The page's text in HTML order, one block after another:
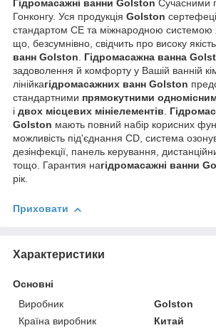
Гідромасажні ванни Golston Сучасними
Гонконгу. Уся продукція Golston
стандартом СЕ та міжнародною системою
що, безсумнівно, свідчить про високу якість
ванн Golston. Гідромасажна ванна
задоволення й комфорту у Вашій ванній
лінійкагідромасажних ванн Golston
стандартними прямокутними
і двох місцевих мініелементів.
Golston мають повний набір корисних
можливість під'єднання CD, система
дезінфекції, панель керування,
тощо. Гарантия нагідромасажні ванни
рік.
Приховати
Характеристики
Основні
Виробник
Golston
Країна виробник
Китай